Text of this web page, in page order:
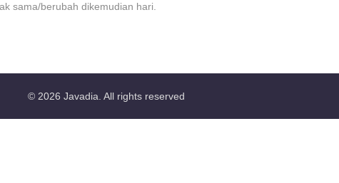
sama/berubah dikemudian hari.
© 2026 Javadia . All rights reserved